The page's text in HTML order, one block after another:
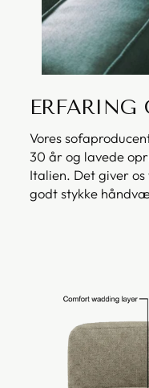
ERFARING
Vores
30 år og lavede
Italien. Det giver
godt stykke